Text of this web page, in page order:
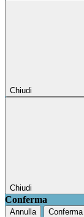
Chiudi
Chiudi
Conferma
Annulla Conferma